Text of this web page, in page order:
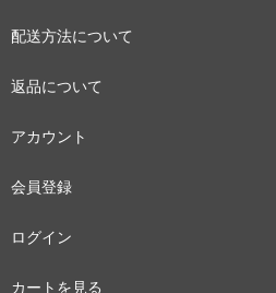
配送方法について
返品について
アカウント
会員登録
ログイン
カートを見る